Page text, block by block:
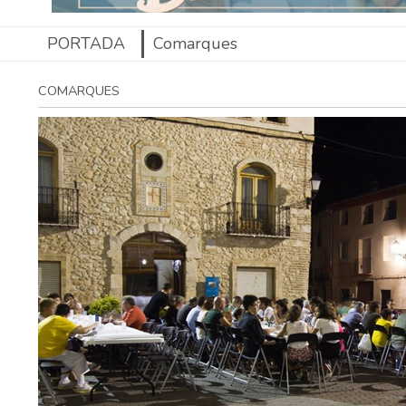
PORTADA Comarques
COMARQUES